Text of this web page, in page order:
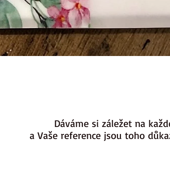
Dáváme si záležet na
a Vaše reference jsou toho